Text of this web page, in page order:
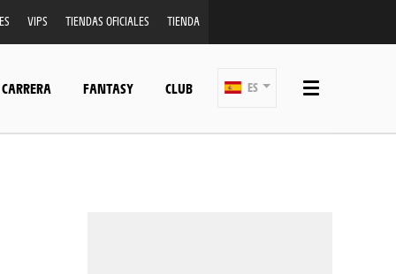
VIPS TIENDAS OFICIALES TIENDA
FANTASY CLUB ES